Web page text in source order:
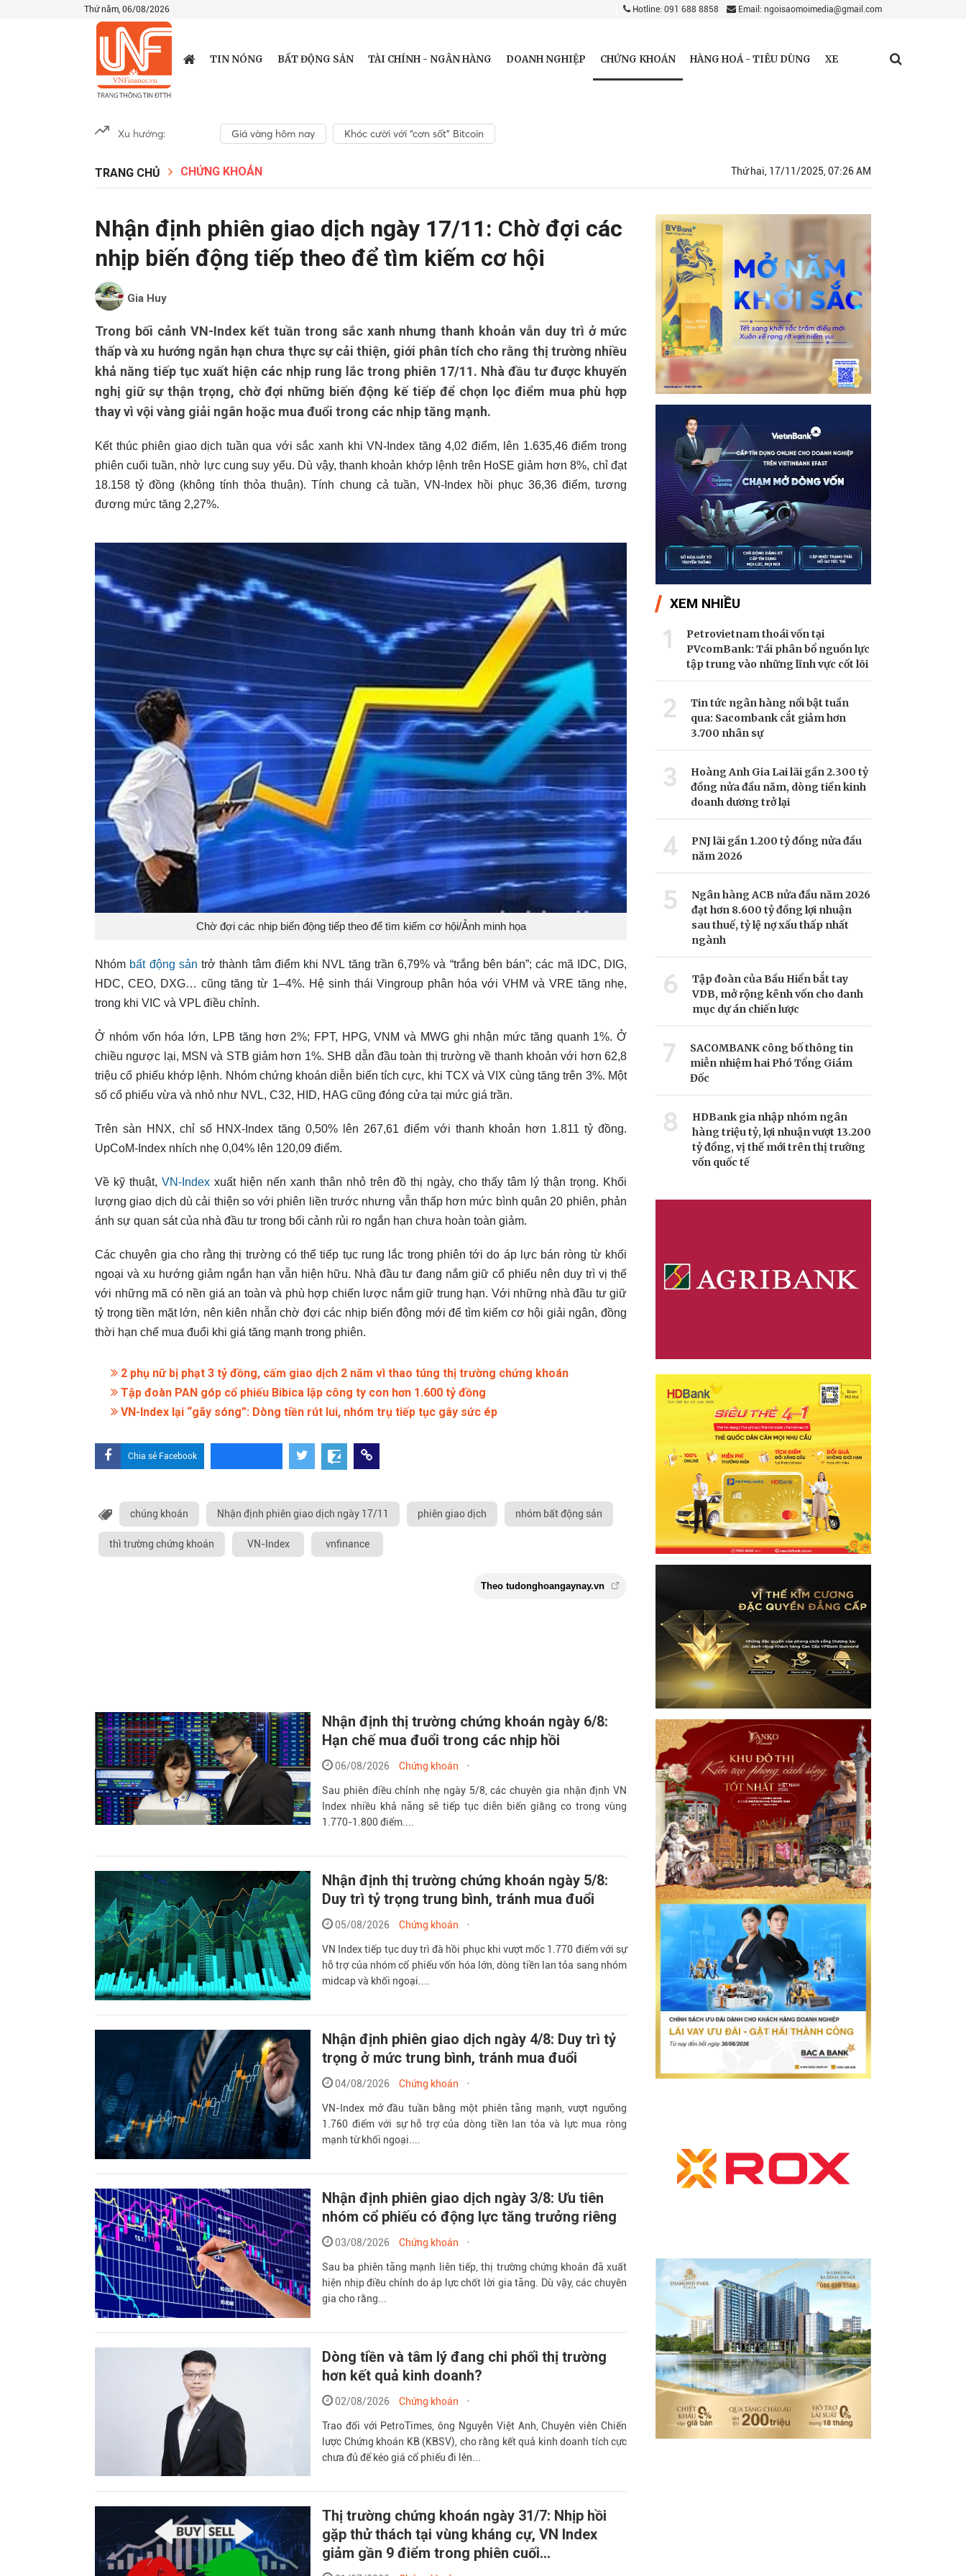
Thứ năm, 06/08/2026 Hotline: 091 688 8858 Email: ngoisaomoimedia@gmail.com
TIN NÓNG BẤT ĐỘNG SẢN TÀI CHÍNH - NGÂN HÀNG DOANH NGHIỆP CHỨNG KHOÁN HÀNG HOÁ - TIÊU DÙNG XE
Xu hướng: Giá vàng hôm nay Khóc cười với “cơn sốt” Bitcoin
TRANG CHỦ CHỨNG KHOÁN Thứ hai, 17/11/2025, 07:26 AM
Nhận định phiên giao dịch ngày 17/11: Chờ đợi các
nhịp biến động tiếp theo để tìm kiếm cơ hội
Gia Huy
Trong bối cảnh VN-Index kết tuần trong sắc xanh nhưng thanh khoản vẫn duy trì ở mức
thấp và xu hướng ngắn hạn chưa thực sự cải thiện, giới phân tích cho rằng thị trường nhiều
khả năng tiếp tục xuất hiện các nhịp rung lắc trong phiên 17/11. Nhà đầu tư được khuyến
nghị giữ sự thận trọng, chờ đợi những biến động kế tiếp để chọn lọc điểm mua phù hợp
thay vì vội vàng giải ngân hoặc mua đuổi trong các nhịp tăng mạnh.
Kết thúc phiên giao dịch tuần qua với sắc xanh khi VN-Index tăng 4,02 điểm, lên 1.635,46 điểm trong
phiên cuối tuần, nhờ lực cung suy yếu. Dù vậy, thanh khoản khớp lệnh trên HoSE giảm hơn 8%, chỉ đạt
18.158 tỷ đồng (không tính thỏa thuận). Tính chung cả tuần, VN-Index hồi phục 36,36 điểm, tương
đương mức tăng 2,27%.
Chờ đợi các nhịp biến động tiếp theo để tìm kiếm cơ hội/Ảnh minh họa
Nhóm bất động sản trở thành tâm điểm khi NVL tăng trần 6,79% và “trắng bên bán”; các mã IDC, DIG,
HDC, CEO, DXG… cũng tăng từ 1–4%. Hệ sinh thái Vingroup phân hóa với VHM và VRE tăng nhẹ,
trong khi VIC và VPL điều chỉnh.
Ở nhóm vốn hóa lớn, LPB tăng hơn 2%; FPT, HPG, VNM và MWG ghi nhận mức tăng quanh 1%. Ở
chiều ngược lại, MSN và STB giảm hơn 1%. SHB dẫn đầu toàn thị trường về thanh khoản với hơn 62,8
triệu cổ phiếu khớp lệnh. Nhóm chứng khoán diễn biến tích cực, khi TCX và VIX cùng tăng trên 3%. Một
số cổ phiếu vừa và nhỏ như NVL, C32, HID, HAG cũng đóng cửa tại mức giá trần.
Trên sàn HNX, chỉ số HNX-Index tăng 0,50% lên 267,61 điểm với thanh khoản hơn 1.811 tỷ đồng.
UpCoM-Index nhích nhẹ 0,04% lên 120,09 điểm.
Về kỹ thuật, VN-Indexxuất hiện nến xanh thân nhỏ trên đồ thị ngày, cho thấy tâm lý thận trọng. Khối
lượng giao dịch dù cải thiện so với phiên liền trước nhưng vẫn thấp hơn mức bình quân 20 phiên, phản
ánh sự quan sát của nhà đầu tư trong bối cảnh rủi ro ngắn hạn chưa hoàn toàn giảm.
Các chuyên gia cho rằng thị trường có thể tiếp tục rung lắc trong phiên tới do áp lực bán ròng từ khối
ngoại và xu hướng giảm ngắn hạn vẫn hiện hữu. Nhà đầu tư đang nắm giữ cổ phiếu nên duy trì vị thế
với những mã có nền giá an toàn và phù hợp chiến lược nắm giữ trung hạn. Với những nhà đầu tư giữ
tỷ trọng tiền mặt lớn, nên kiên nhẫn chờ đợi các nhịp biến động mới để tìm kiếm cơ hội giải ngân, đồng
thời hạn chế mua đuổi khi giá tăng mạnh trong phiên.
2 phụ nữ bị phạt 3 tỷ đồng, cấm giao dịch 2 năm vì thao túng thị trường chứng khoán
Tập đoàn PAN góp cổ phiếu Bibica lập công ty con hơn 1.600 tỷ đồng
VN-Index lại “gãy sóng”: Dòng tiền rút lui, nhóm trụ tiếp tục gây sức ép
Chia sẻ Facebook
chúng khoán Nhận định phiên giao dịch ngày 17/11 phiên giao dịch nhóm bất động sản
thì trường chứng khoán VN-Index vnfinance
Theo tudonghoangaynay.vn
Nhận định thị trường chứng khoán ngày 6/8:
Hạn chế mua đuổi trong các nhịp hồi
06/08/2026 Chứng khoán
Sau phiên điều chỉnh nhẹ ngày 5/8, các chuyên gia nhận định VN
Index nhiều khả năng sẽ tiếp tục diễn biến giằng co trong vùng
1.770-1.800 điểm....
Nhận định thị trường chứng khoán ngày 5/8:
Duy trì tỷ trọng trung bình, tránh mua đuổi
05/08/2026 Chứng khoán
VN Index tiếp tục duy trì đà hồi phục khi vượt mốc 1.770 điểm với sự
hỗ trợ của nhóm cổ phiếu vốn hóa lớn, dòng tiền lan tỏa sang nhóm
midcap và khối ngoại....
Nhận định phiên giao dịch ngày 4/8: Duy trì tỷ
trọng ở mức trung bình, tránh mua đuổi
04/08/2026 Chứng khoán
VN-Index mở đầu tuần bằng một phiên tăng mạnh, vượt ngưỡng
1.760 điểm với sự hỗ trợ của dòng tiền lan tỏa và lực mua ròng
mạnh từ khối ngoại....
Nhận định phiên giao dịch ngày 3/8: Ưu tiên
nhóm cổ phiếu có động lực tăng trưởng riêng
03/08/2026 Chứng khoán
Sau ba phiên tăng mạnh liên tiếp, thị trường chứng khoán đã xuất
hiện nhịp điều chỉnh do áp lực chốt lời gia tăng. Dù vậy, các chuyên
gia cho rằng...
Dòng tiền và tâm lý đang chi phối thị trường
hơn kết quả kinh doanh?
02/08/2026 Chứng khoán
Trao đổi với PetroTimes, ông Nguyễn Việt Anh, Chuyên viên Chiến
lược Chứng khoán KB (KBSV), cho rằng kết quả kinh doanh tích cực
chưa đủ để kéo giá cổ phiếu đi lên...
Thị trường chứng khoán ngày 31/7: Nhịp hồi
gặp thử thách tại vùng kháng cự, VN Index
giảm gần 9 điểm trong phiên cuối...
XEM NHIỀU
1
Petrovietnam thoái vốn tại
PVcomBank: Tái phân bổ nguồn lực
tập trung vào những lĩnh vực cốt lõi
2
Tin tức ngân hàng nổi bật tuần
qua: Sacombank cắt giảm hơn
3.700 nhân sự
3
Hoàng Anh Gia Lai lãi gần 2.300 tỷ
đồng nửa đầu năm, dòng tiền kinh
doanh dương trở lại
4
PNJ lãi gần 1.200 tỷ đồng nửa đầu
năm 2026
5
Ngân hàng ACB nửa đầu năm 2026
đạt hơn 8.600 tỷ đồng lợi nhuận
sau thuế, tỷ lệ nợ xấu thấp nhất
ngành
6
Tập đoàn của Bầu Hiển bắt tay
VDB, mở rộng kênh vốn cho danh
mục dự án chiến lược
7
SACOMBANK công bố thông tin
miễn nhiệm hai Phó Tổng Giám
Đốc
8
HDBank gia nhập nhóm ngân
hàng triệu tỷ, lợi nhuận vượt 13.200
tỷ đồng, vị thế mới trên thị trường
vốn quốc tế